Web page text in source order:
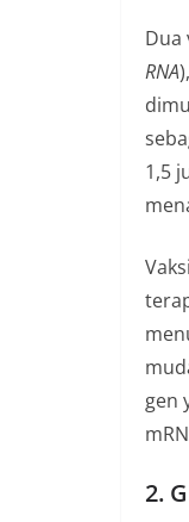
Dua
RNA
1,5
gen
2.